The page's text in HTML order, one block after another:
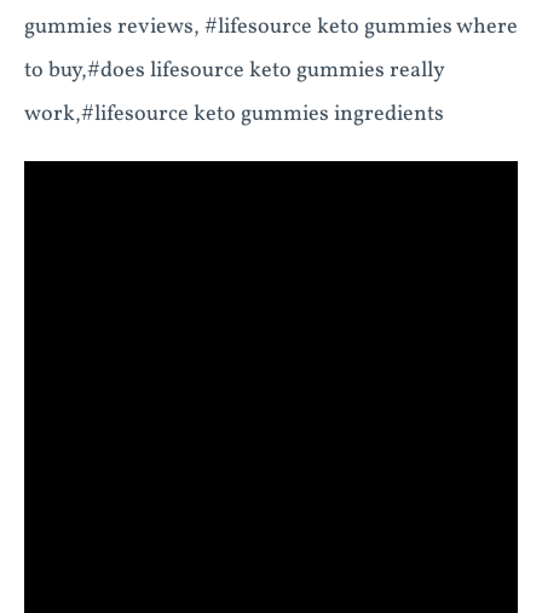
gummies reviews, #lifesource keto gummies where
to buy,#does lifesource keto gummies really
work,#lifesource keto gummies ingredients